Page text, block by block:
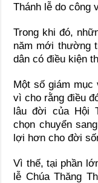
Thánh lễ do công
Trong khi đó,
năm mới thường
dân có điều kiện
Một số giám
vì cho rằng điều
lâu đời của Hội
chọn chuyển
lợi hơn cho đời
Vì thế, tại phần
lễ Chúa Thăng